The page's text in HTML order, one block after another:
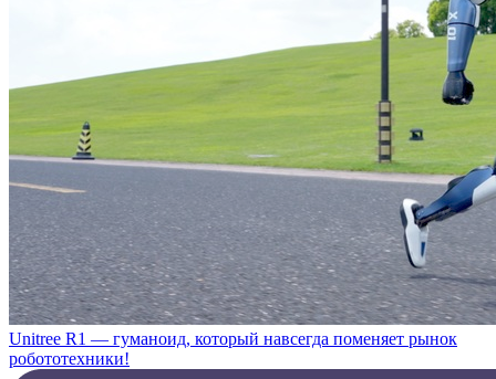
Unitree R1 — гуманоид, который навсегда поменяет рынок
робототехники!